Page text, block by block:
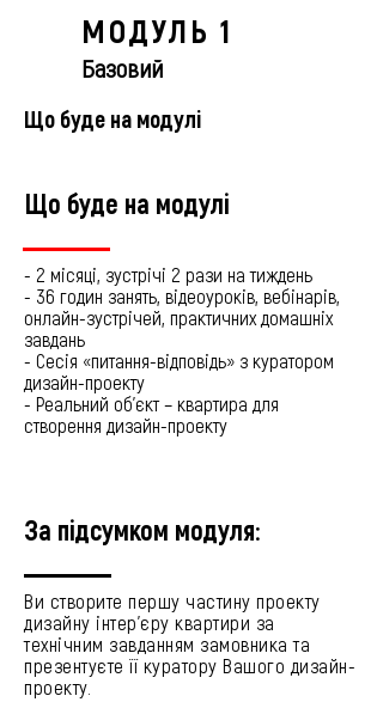
МОДУЛЬ 1
Базовий
Що буде на модулі
Що буде на модулі
- 2 місяці, зустрічі 2 рази на тиждень
- 36 годин занять, відеоуроків, вебінарів,
онлайн-зустрічей, практичних домашніх
завдань
- Сесія «питання-відповідь» з куратором
дизайн-проекту
- Реальний об'єкт – квартира для
створення дизайн-проекту
За підсумком модуля:
Ви створите першу частину проекту
дизайну інтер'єру квартири за
технічним завданням замовника та
презентуєте її куратору Вашого дизайн-
проекту.